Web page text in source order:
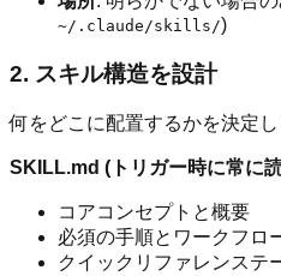
~/.claude/skills/)
2. スキル構造を設計
何をどこに配置するかを決定
SKILL.md (トリガー時に常に
コアコンセプトと概要
必須の手順とワークフロ
クイックリファレンステ